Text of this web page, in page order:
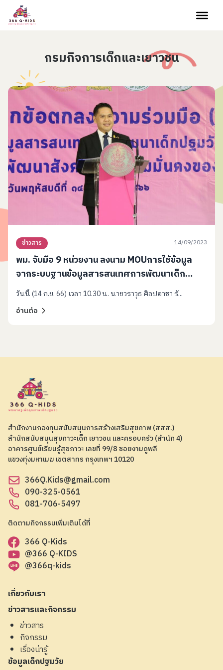
Skip to content
กรมกิจการเด็กและเยาวชน
ข่าวสาร 14/09/2023
พม. จับมือ 9 หน่วยงาน ลงนาม MOUการใช้ข้อมูล
จากระบบฐานข้อมูลสารสนเทศการพัฒนาเด็ก
ปฐมวัยตามมาตรฐานชาติ
วันนี้ (14 ก.ย. 66) เวลา 10.30 น. นายวราวุธ ศิลปอาชา รั...
อ่านต่อ
สำนักงานกองทุนสนับสนุนการสร้างเสริมสุขภาพ (สสส.)
สำนักสนับสนุนสุขภาวะเด็ก เยาวชน และครอบครัว (สำนัก 4)
อาคารศูนย์เรียนรู้สุขภาวะ เลขที่ 99/8 ซอยงามดูพลี
แขวงทุ่งมหาเมฆ เขตสาทร กรุงเทพฯ 10120
366Q.Kids@gmail.com
090-325-0561
081-706-5497
เกี่ยวกับเรา
ข่าวสารและกิจกรรม
ข่าวสาร
กิจกรรม
เรื่องน่ารู้
ข้อมูลเด็กปฐมวัย
ติดตามกิจกรรมเพิ่มเติมได้ที่
366 Q-Kids
@366 Q-KIDS
@366q-kids